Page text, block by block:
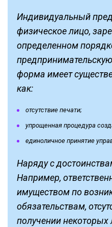
Индивидуальный
физическое лицо,
определенном
форма имеет
как:
отсутствие печати;
упрощенная процедура
единоличное принятие
Наряду с
Например,
имуществом по
обязательствам,
получении некоторых